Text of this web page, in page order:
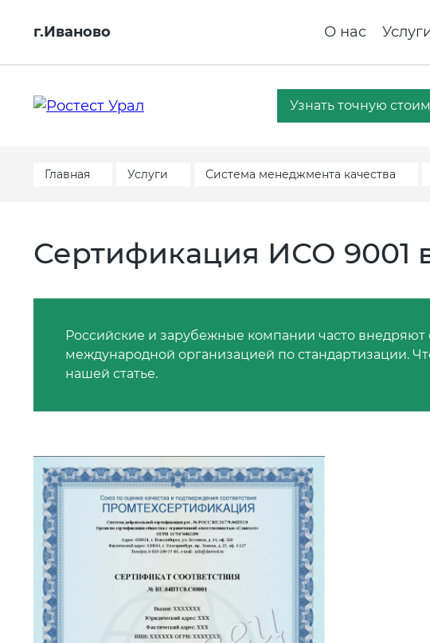
г.Иваново О нас
Узнать точную
Главная Услуги Система менеджмента качества
Сертификация ИСО 9001
Российские и зарубежные компании часто внедряют
международной организацией по стандартизации.
нашей статье.